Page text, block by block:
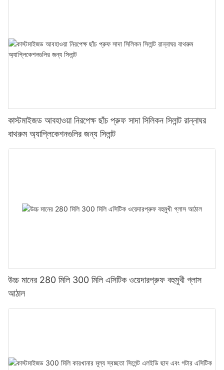
কাস্টমাইজড আবহাওয়া নিরপেক্ষ ছাঁচ প্রুফ সাদা সিলিকন সিলান্ট রান্নাঘর
বাথরুম অ্যাপ্লিকেশনগুলির জন্য সিলান্ট
উচ্চ মানের 280 মিলি 300 মিলি এসিটিক ওয়েদারপ্রুফ বহুমুখী গ্লাস
আঠাল